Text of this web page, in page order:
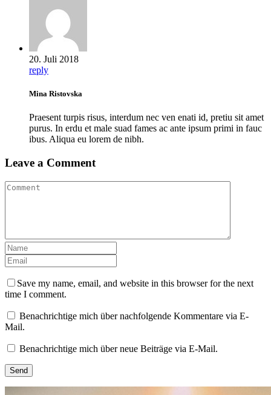
20. Juli 2018
reply
Mina Ristovska
Praesent turpis risus, interdum nec ven enati id, pretiu sit amet
purus. In erdu et male suad fames ac ante ipsum primi in fauc
ibus. Aliqua eu lorem de nibh.
Leave a Comment
Save my name, email, and website in this browser for the next
time I comment.
Benachrichtige mich über nachfolgende Kommentare via E-
Mail.
Benachrichtige mich über neue Beiträge via E-Mail.